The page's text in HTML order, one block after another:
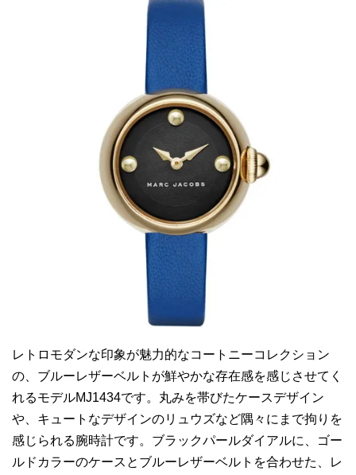
レトロモダンな印象が魅力的なコートニーコレクション
の、ブルーレザーベルトが鮮やかな存在感を感じさせてく
れるモデルMJ1434です。丸みを帯びたケースデザイン
や、キュートなデザインのリュウズなど隅々にまで拘りを
感じられる腕時計です。ブラックパールダイアルに、ゴー
ルドカラーのケースとブルーレザーベルトを合わせた、レ